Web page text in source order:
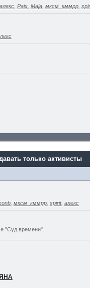
алекс, Paix, Maja, мксм_кммрр,
только активисты
, мксм_кммрр, spirit, алекс
"Суд времени".